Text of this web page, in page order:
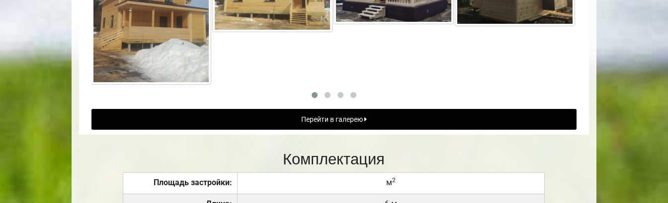
Перейти в галерею
Комплектация
Площадь застройки: м2